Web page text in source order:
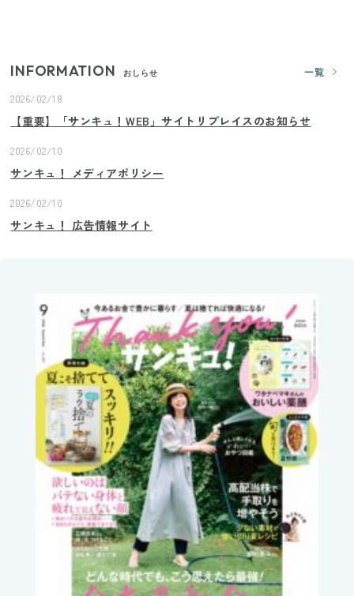
INFORMATION おしらせ
一覧
2026/02/18
【重要】「サンキュ！WEB」サイトリプレイスのお知らせ
2026/02/10
サンキュ！ メディアポリシー
2026/02/10
サンキュ！ 広告情報サイト